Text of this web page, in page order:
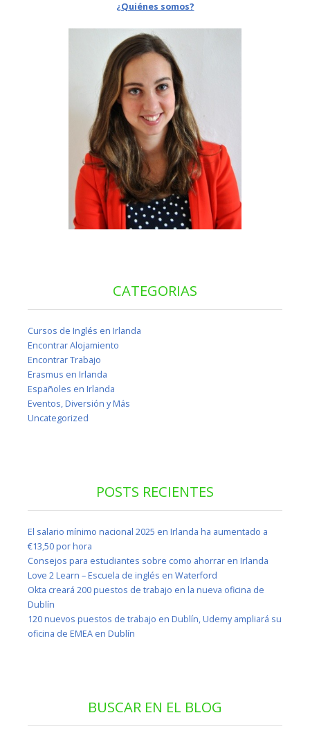
¿Quiénes somos?
CATEGORIAS
Cursos de Inglés en Irlanda
Encontrar Alojamiento
Encontrar Trabajo
Erasmus en Irlanda
Españoles en Irlanda
Eventos, Diversión y Más
Uncategorized
POSTS RECIENTES
El salario mínimo nacional 2025 en Irlanda ha aumentado a
€13,50 por hora
Consejos para estudiantes sobre como ahorrar en Irlanda
Love 2 Learn – Escuela de inglés en Waterford
Okta creará 200 puestos de trabajo en la nueva oficina de
Dublín
120 nuevos puestos de trabajo en Dublín, Udemy ampliará su
oficina de EMEA en Dublín
BUSCAR EN EL BLOG